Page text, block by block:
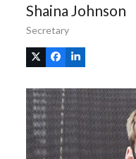
Shaina Johnson
Secretary
X FacebookLinkedin